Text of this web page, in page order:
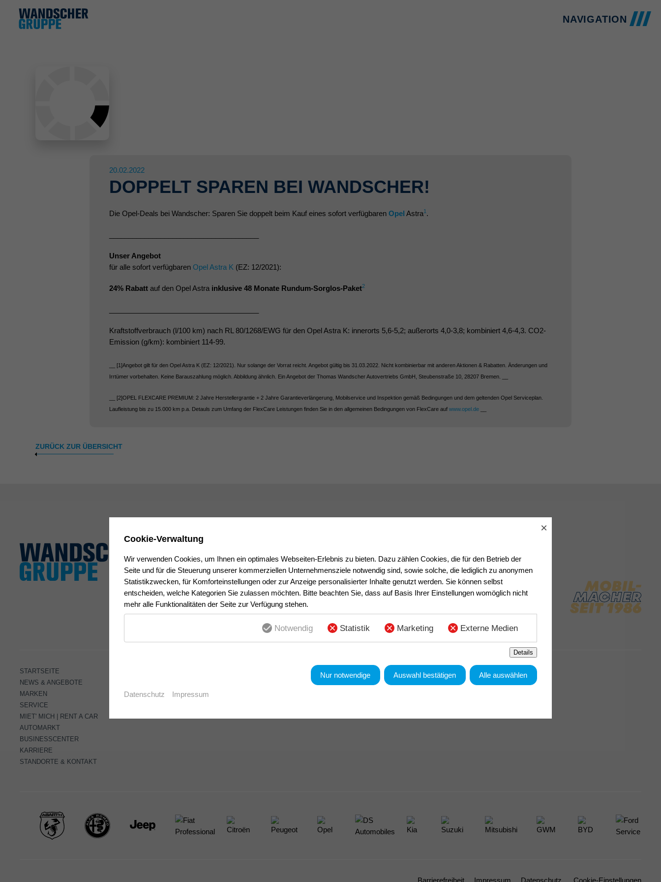
NAVIGATION
20.02.2022
DOPPELT SPAREN BEI WANDSCHER!
Die Opel-Deals bei Wandscher: Sparen Sie doppelt beim Kauf eines sofort verfügbaren Opel Astra1 .
Unser Angebot
für alle sofort verfügbaren Opel Astra K (EZ: 12/2021):
24% Rabatt auf den Opel Astra inklusive 48 Monate Rundum-Sorglos-Paket2
Kraftstoffverbrauch (l/100 km) nach RL 80/1268/EWG für den Opel Astra K: innerorts 5,6-5,2; außerorts 4,0-3,8; kombiniert 4,6-4,3. CO2-
Emission (g/km): kombiniert 114-99.
__ [1]Angebot gilt für den Opel Astra K (EZ: 12/2021). Nur solange der Vorrat reicht. Angebot gültig bis 31.03.2022. Nicht kombinierbar mit anderen Aktionen & Rabatten. Änderungen und
Irrtümer vorbehalten. Keine Barauszahlung möglich. Abbildung ähnlich. Ein Angebot der Thomas Wandscher Autovertriebs GmbH, Steubenstraße 10, 28207 Bremen. __
__ [2]OPEL FLEXCARE PREMIUM: 2 Jahre Herstellergrantie + 2 Jahre Garantieverlängerung, Mobilservice und Inspektion gemäß Bedingungen und dem geltenden Opel Serviceplan.
Laufleistung bis zu 15.000 km p.a. Detauls zum Umfang der FlexCare Leistungen finden Sie in den allgemeinen Bedingungen von FlexCare auf www.opel.de
ZURÜCK ZUR ÜBERSICHT
STARTSEITE
NEWS & ANGEBOTE
MARKEN
SERVICE
MIET' MICH | RENT A CAR
AUTOMARKT
BUSINESSCENTER
KARRIERE
STANDORTE & KONTAKT
Barrierefreiheit Impressum Datenschutz Cookie-Einstellungen
Cookie-Verwaltung
×
Wir verwenden Cookies, um Ihnen ein optimales Webseiten-Erlebnis zu bieten. Dazu zählen Cookies, die für den Betrieb der
Seite und für die Steuerung unserer kommerziellen Unternehmensziele notwendig sind, sowie solche, die lediglich zu anonymen
Statistikzwecken, für Komforteinstellungen oder zur Anzeige personalisierter Inhalte genutzt werden. Sie können selbst
entscheiden, welche Kategorien Sie zulassen möchten. Bitte beachten Sie, dass auf Basis Ihrer Einstellungen womöglich nicht
mehr alle Funktionalitäten der Seite zur Verfügung stehen.
Notwendig Statistik Marketing Externe Medien
Details
Nur notwendige Auswahl bestätigen Alle auswählen
Datenschutz Impressum